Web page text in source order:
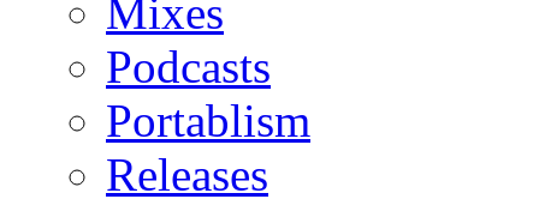
Mixes
Podcasts
Portablism
Releases